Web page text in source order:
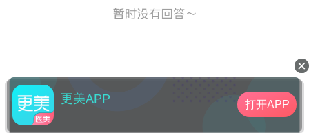
更美APP 打开APP